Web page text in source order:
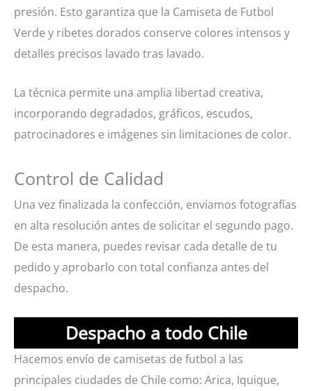
presión. Esto garantiza que la Camiseta de Futbol
Verde y ribetes dorados conserve colores intensos y
detalles precisos lavado tras lavado.
La técnica permite una amplia libertad creativa,
incorporando degradados, gráficos, escudos,
patrocinadores e imágenes sin limitaciones de color.
Control de Calidad
Una vez finalizada la confección, enviamos fotografías
en alta resolución antes de solicitar el segundo pago.
De esta manera, puedes revisar cada detalle de tu
pedido y aprobarlo con total confianza antes del
despacho.
Despacho a todo Chile
Hacemos envío de camisetas de futbol a las
principales ciudades de Chile como: Arica, Iquique,